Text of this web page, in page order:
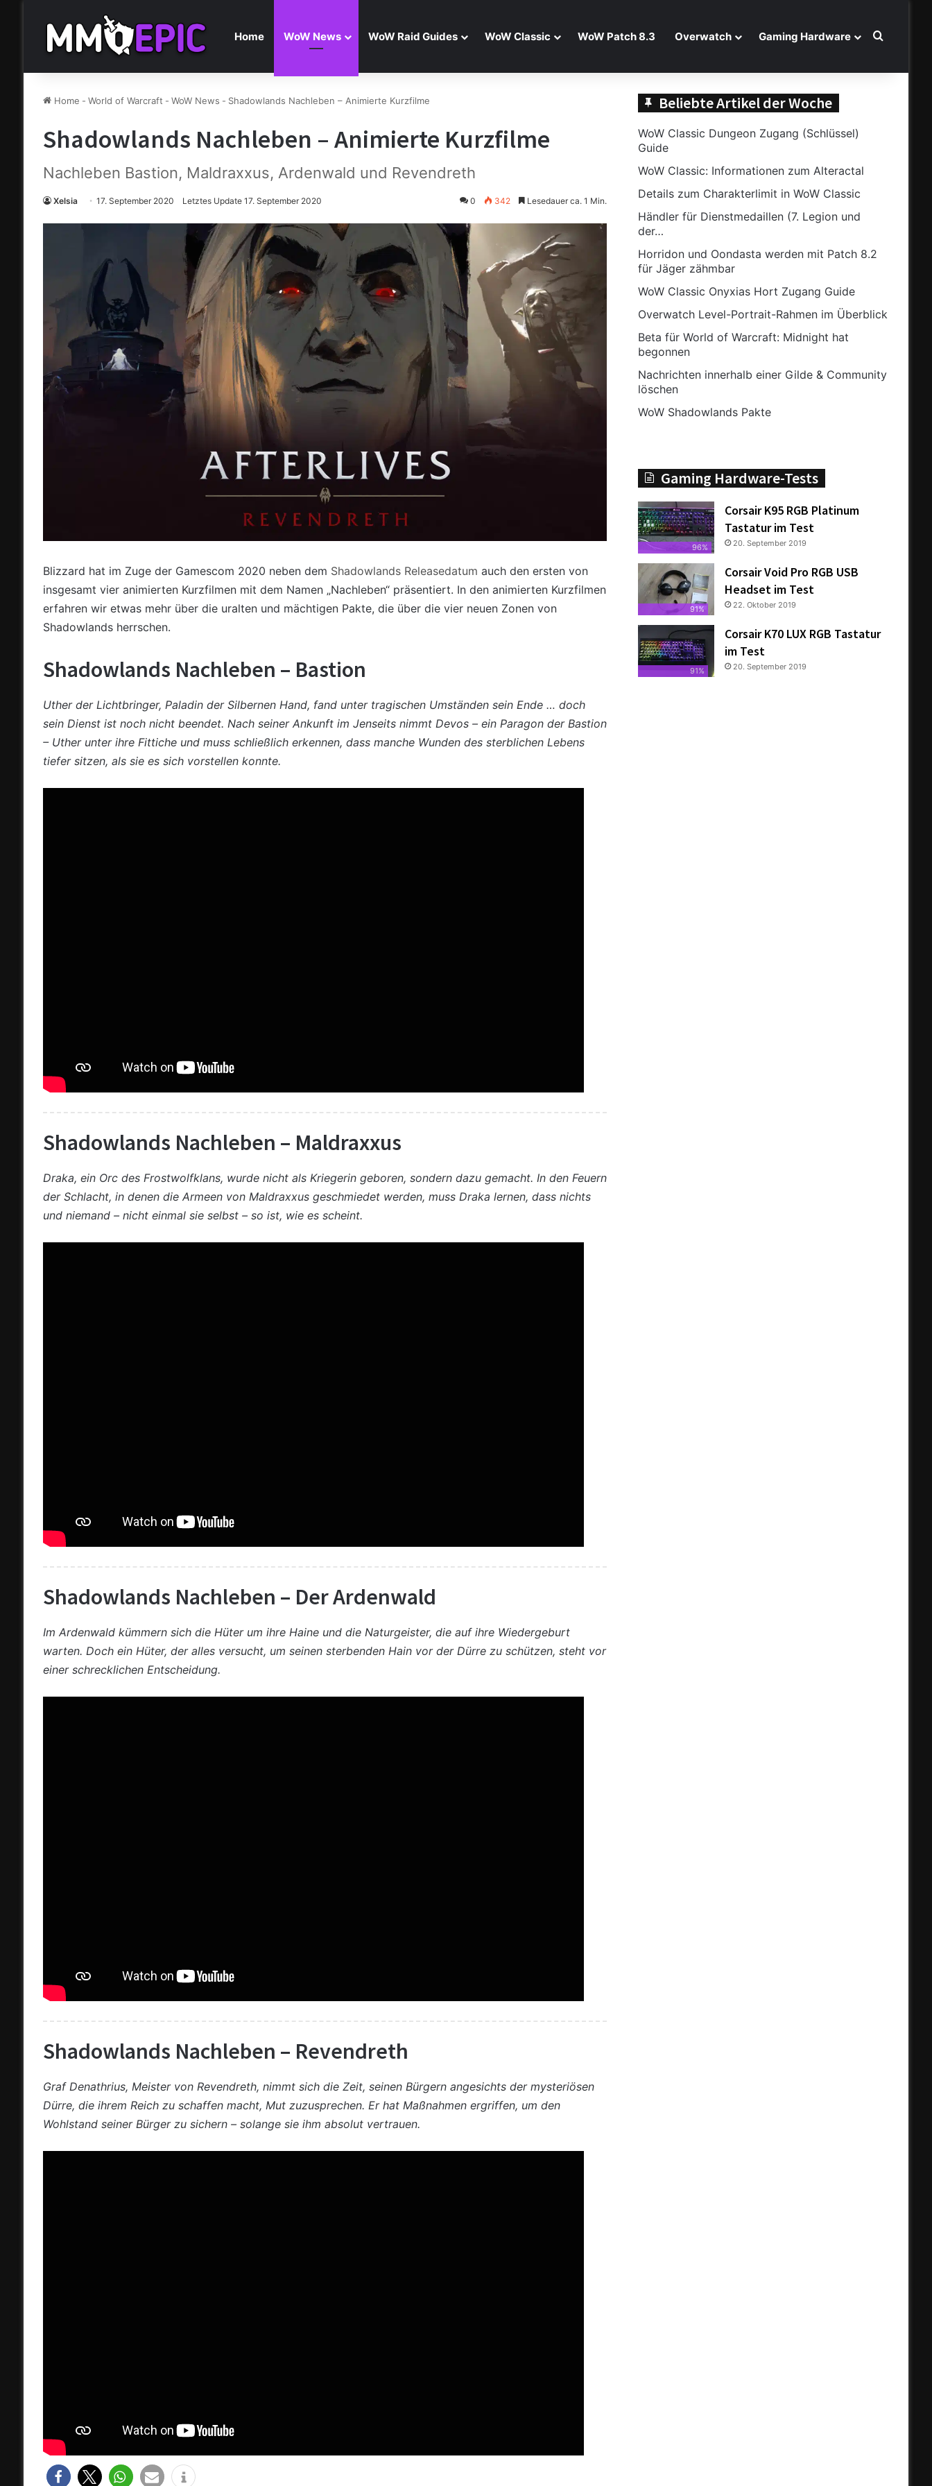
Home WoW News WoW Raid Guides WoW Classic WoW Patch 8.3 Overwatch Gaming Hardware
Home - World of Warcraft - WoW News - Shadowlands Nachleben – Animierte Kurzfilme
Shadowlands Nachleben – Animierte Kurzfilme
Nachleben Bastion, Maldraxxus, Ardenwald und Revendreth
Xelsia 17. September 2020 Letztes Update 17. September 2020 0 342 Lesedauer ca. 1 Min.
Blizzard hat im Zuge der Gamescom 2020 neben dem Shadowlands Releasedatum auch den ersten von
insgesamt vier animierten Kurzfilmen mit dem Namen „Nachleben“ präsentiert. In den animierten Kurzfilmen
erfahren wir etwas mehr über die uralten und mächtigen Pakte, die über die vier neuen Zonen von
Shadowlands herrschen.
Shadowlands Nachleben – Bastion
Uther der Lichtbringer, Paladin der Silbernen Hand, fand unter tragischen Umständen sein Ende … doch
sein Dienst ist noch nicht beendet. Nach seiner Ankunft im Jenseits nimmt Devos – ein Paragon der Bastion
– Uther unter ihre Fittiche und muss schließlich erkennen, dass manche Wunden des sterblichen Lebens
tiefer sitzen, als sie es sich vorstellen konnte.
Shadowlands Nachleben – Maldraxxus
Draka, ein Orc des Frostwolfklans, wurde nicht als Kriegerin geboren, sondern dazu gemacht. In den Feuern
der Schlacht, in denen die Armeen von Maldraxxus geschmiedet werden, muss Draka lernen, dass nichts
und niemand – nicht einmal sie selbst – so ist, wie es scheint.
Shadowlands Nachleben – Der Ardenwald
Im Ardenwald kümmern sich die Hüter um ihre Haine und die Naturgeister, die auf ihre Wiedergeburt
warten. Doch ein Hüter, der alles versucht, um seinen sterbenden Hain vor der Dürre zu schützen, steht vor
einer schrecklichen Entscheidung.
Shadowlands Nachleben – Revendreth
Graf Denathrius, Meister von Revendreth, nimmt sich die Zeit, seinen Bürgern angesichts der mysteriösen
Dürre, die ihrem Reich zu schaffen macht, Mut zuzusprechen. Er hat Maßnahmen ergriffen, um den
Wohlstand seiner Bürger zu sichern – solange sie ihm absolut vertrauen.
Beliebte Artikel der Woche
WoW Classic Dungeon Zugang (Schlüssel)
Guide
WoW Classic: Informationen zum Alteractal
Details zum Charakterlimit in WoW Classic
Händler für Dienstmedaillen (7. Legion und
der…
Horridon und Oondasta werden mit Patch 8.2
für Jäger zähmbar
WoW Classic Onyxias Hort Zugang Guide
Overwatch Level-Portrait-Rahmen im Überblick
Beta für World of Warcraft: Midnight hat
begonnen
Nachrichten innerhalb einer Gilde & Community
löschen
WoW Shadowlands Pakte
Gaming Hardware-Tests
96%
Corsair K95 RGB Platinum
Tastatur im Test
20. September 2019
91%
Corsair Void Pro RGB USB
Headset im Test
22. Oktober 2019
91%
Corsair K70 LUX RGB Tastatur
im Test
20. September 2019